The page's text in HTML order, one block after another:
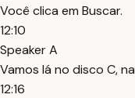
Você clica em Buscar.
12:10
Speaker A
Vamos lá no disco C,
12:16